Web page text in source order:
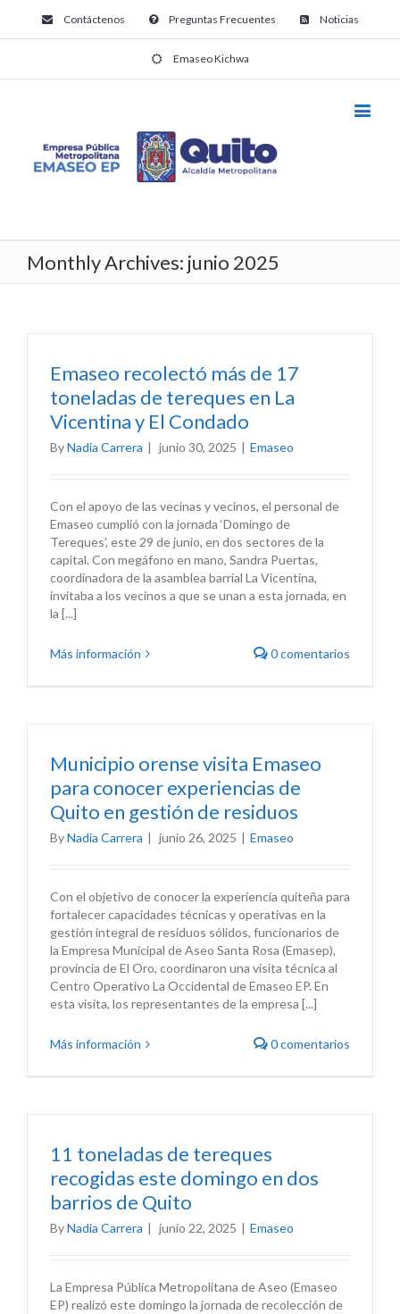
Contáctenos Preguntas Frecuentes Noticias
Emaseo Kichwa
Monthly Archives: junio 2025
Emaseo recolectó más de 17
toneladas de tereques en La
Vicentina y El Condado
ByNadia Carrera | junio 30, 2025 | Emaseo
Con el apoyo de las vecinas y vecinos, el personal de
Emaseo cumplió con la jornada ‘Domingo de
Tereques’, este 29 de junio, en dos sectores de la
capital. Con megáfono en mano, Sandra Puertas,
coordinadora de la asamblea barrial La Vicentina,
invitaba a los vecinos a que se unan a esta jornada, en
la [...]
Más información 0 comentarios
Municipio orense visita Emaseo
para conocer experiencias de
Quito en gestión de residuos
ByNadia Carrera | junio 26, 2025 | Emaseo
Con el objetivo de conocer la experiencia quiteña para
fortalecer capacidades técnicas y operativas en la
gestión integral de residuos sólidos, funcionarios de
la Empresa Municipal de Aseo Santa Rosa (Emasep),
provincia de El Oro, coordinaron una visita técnica al
Centro Operativo La Occidental de Emaseo EP. En
esta visita, los representantes de la empresa [...]
Más información 0 comentarios
11 toneladas de tereques
recogidas este domingo en dos
barrios de Quito
ByNadia Carrera | junio 22, 2025 | Emaseo
La Empresa Pública Metropolitana de Aseo (Emaseo
EP) realizó este domingo la jornada de recolección de